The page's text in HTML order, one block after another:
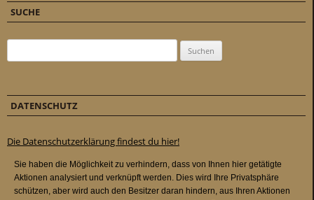
SUCHE
DATENSCHUTZ
Die Datenschutzerklärung findest du hier!